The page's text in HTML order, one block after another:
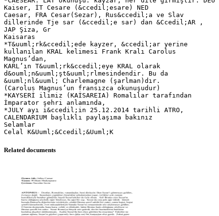
Kaiser, İT Cesare (&ccedil;esare) NED
Caesar, FRA Cesar(Sezar), Rus&ccedil;a ve Slav
dillerinde Tje sar (&ccedil;e sar) dan &Ccedil;AR ,
JAP Şiza, Gr
Kaisaras
*T&uuml;rk&ccedil;ede kayzer, &ccedil;ar yerine
kullanılan KRAL kelimesi Frank Kralı Carolus
Magnus’dan,
KARL’ın T&uuml;rk&ccedil;eye KRAL olarak
d&ouml;n&uuml;şt&uuml;rlmesindendir. Bu da
&uuml;nl&uuml; Charlemagne (şarlman)dır.
(Carolus Magnus’un fransızca okunuşudur)
*KAYSERİ ilimiz (KAİSAREIA) Romalılar tarafından
İmparator şehri anlamında,
*JULY ayı i&ccedil;in 25.12.2014 tarihli ATRO,
CALENDARIUM başlıklı paylaşıma bakınız
Selamlar
Related documents